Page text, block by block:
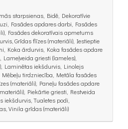
starpsienas, Bidē, Dekoratīvie
Fasādes apdares darbi, Fasādes
Fasādes dekoratīvais apmetums
Grīdas flīzes (materiāli), Iestieptie
Koka ārdurvis, Koka fasādes apdare
griesti (lameles),
Laminētas iekšdurvis, Linolejs
Mēbeļu tirdzniecība, Metāla fasādes
(materiāli), Paneļu fasādes apdare
Piekārtie griesti, Restveida
iekšdurvis, Tualetes podi,
Vinila grīdas (materiāli)